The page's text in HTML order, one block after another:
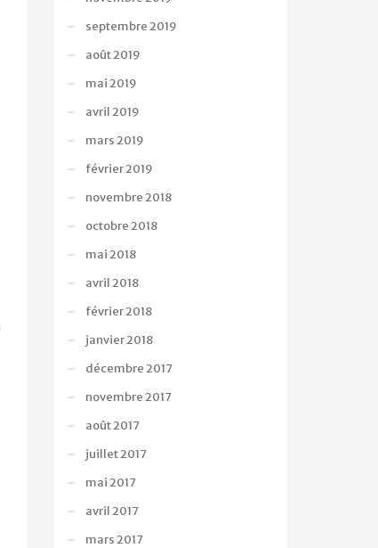
septembre 2019
août 2019
mai 2019
avril 2019
mars 2019
février 2019
novembre 2018
octobre 2018
mai 2018
avril 2018
février 2018
janvier 2018
décembre 2017
novembre 2017
août 2017
juillet 2017
mai 2017
avril 2017
mars 2017